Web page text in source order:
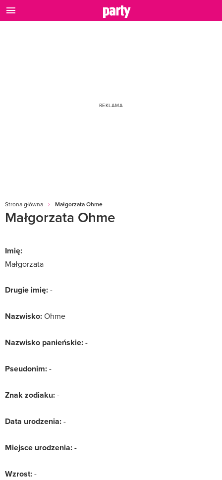
Strona główna Małgorzata Ohme
Małgorzata Ohme
Imię:
Małgorzata
Drugie imię:-
Nazwisko:Ohme
Nazwisko panieńskie:-
Pseudonim:-
Znak zodiaku:-
Data urodzenia:-
Miejsce urodzenia:-
Wzrost:-